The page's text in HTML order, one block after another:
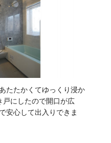
たたかくてゆっくり浸か
にしたので開口が広
安心して出入りできま